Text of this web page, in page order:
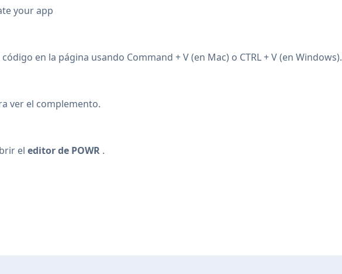
your app
en la página usando Command + V (en Mac) o CTRL + V (en Windows).
ver el complemento.
el editor de POWR .